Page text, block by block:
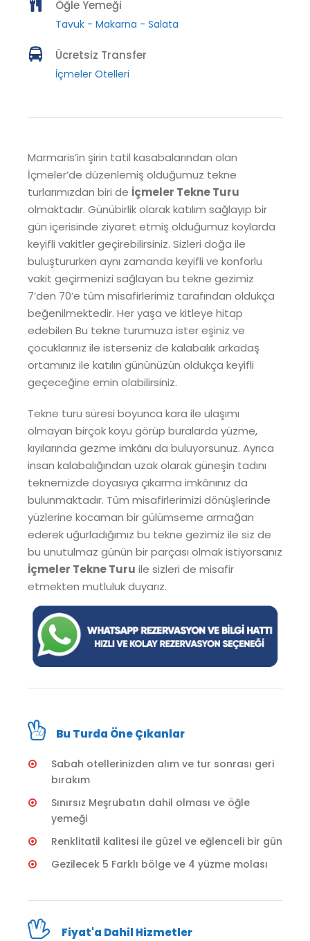
Öğle Yemeği
Tavuk - Makarna - Salata
Ücretsiz Transfer
İçmeler Otelleri
Marmaris’in şirin tatil kasabalarından olan
İçmeler’de düzenlemiş olduğumuz tekne
turlarımızdan biri de İçmeler Tekne Turu
olmaktadır. Günübirlik olarak katılım sağlayıp bir
gün içerisinde ziyaret etmiş olduğumuz koylarda
keyifli vakitler geçirebilirsiniz. Sizleri doğa ile
buluştururken aynı zamanda keyifli ve konforlu
vakit geçirmenizi sağlayan bu tekne gezimiz
7’den 70’e tüm misafirlerimiz tarafından oldukça
beğenilmektedir. Her yaşa ve kitleye hitap
edebilen Bu tekne turumuza ister eşiniz ve
çocuklarınız ile isterseniz de kalabalık arkadaş
ortamınız ile katılın gününüzün oldukça keyifli
geçeceğine emin olabilirsiniz.
Tekne turu süresi boyunca kara ile ulaşımı
olmayan birçok koyu görüp buralarda yüzme,
kıyılarında gezme imkânı da buluyorsunuz. Ayrıca
insan kalabalığından uzak olarak güneşin tadını
teknemizde doyasıya çıkarma imkânınız da
bulunmaktadır. Tüm misafirlerimizi dönüşlerinde
yüzlerine kocaman bir gülümseme armağan
ederek uğurladığımız bu tekne gezimiz ile siz de
bu unutulmaz günün bir parçası olmak istiyorsanız
İçmeler Tekne Turu ile sizleri de misafir
etmekten mutluluk duyarız.
Bu Turda Öne Çıkanlar
Sabah otellerinizden alım ve tur sonrası geri
bırakım
Sınırsız Meşrubatın dahil olması ve öğle
yemeği
Renklitatil kalitesi ile güzel ve eğlenceli bir gün
Gezilecek 5 Farklı bölge ve 4 yüzme molası
Fiyat'a Dahil Hizmetler